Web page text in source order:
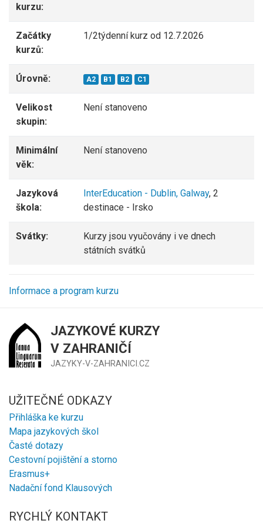
kurzu:
Začátky
kurzů:
1/2týdenní kurz od 12.7.2026
Úrovně: A2 B1 B2 C1
Velikost
skupin:
Není stanoveno
Minimální
věk:
Není stanoveno
Jazyková
škola:
InterEducation - Dublin, Galway, 2
destinace - Irsko
Svátky:
Kurzy jsou vyučovány i ve dnech
státních svátků
Informace a program kurzu
JAZYKOVÉ KURZY
V ZAHRANIČÍ
JAZYKY-V-ZAHRANICI.CZ
UŽITEČNÉ ODKAZY
Přihláška ke kurzu
Mapa jazykových škol
Časté dotazy
Cestovní pojištění a storno
Erasmus+
Nadační fond Klausových
RYCHLÝ KONTAKT